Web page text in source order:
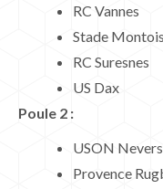
RC Vannes
Stade Montois
RC Suresnes
US Dax
Poule 2 :
USON Nevers
Provence